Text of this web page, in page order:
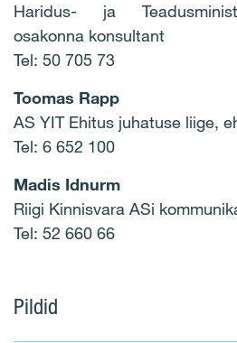
Haridus- ja
osakonna konsultant
Tel: 50 705 73
Toomas Rapp
AS YIT Ehitus juhatuse liige,
Tel: 6 652 100
Madis Idnurm
Riigi Kinnisvara ASi
Tel: 52 660 66
Pildid